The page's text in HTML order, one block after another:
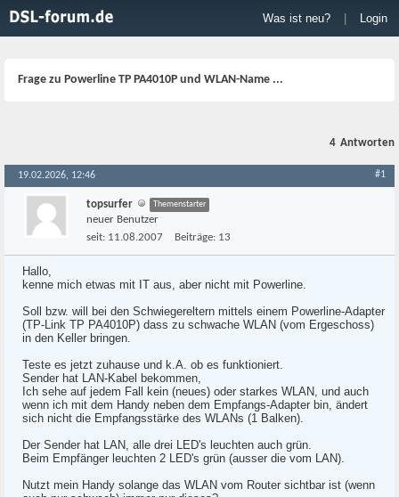
Was ist neu? Login
Frage zu Powerline TP PA4010P und WLAN-Name ...
4 Antworten
19.02.2026, 12:46 #1
topsurfer Themenstarter
neuer Benutzer
seit: 11.08.2007 Beiträge: 13
Hallo,
kenne mich etwas mit IT aus, aber nicht mit Powerline.
Soll bzw. will bei den Schwiegereltern mittels einem Powerline-Adapter
(TP-Link TP PA4010P) dass zu schwache WLAN (vom Ergeschoss)
in den Keller bringen.
Teste es jetzt zuhause und k.A. ob es funktioniert.
Sender hat LAN-Kabel bekommen,
Ich sehe auf jedem Fall kein (neues) oder starkes WLAN, und auch
wenn ich mit dem Handy neben dem Empfangs-Adapter bin, ändert
sich nicht die Empfangsstärke des WLANs (1 Balken).
Der Sender hat LAN, alle drei LED's leuchten auch grün.
Beim Empfänger leuchten 2 LED's grün (ausser die vom LAN).
Nutzt mein Handy solange das WLAN vom Router sichtbar ist (wenn